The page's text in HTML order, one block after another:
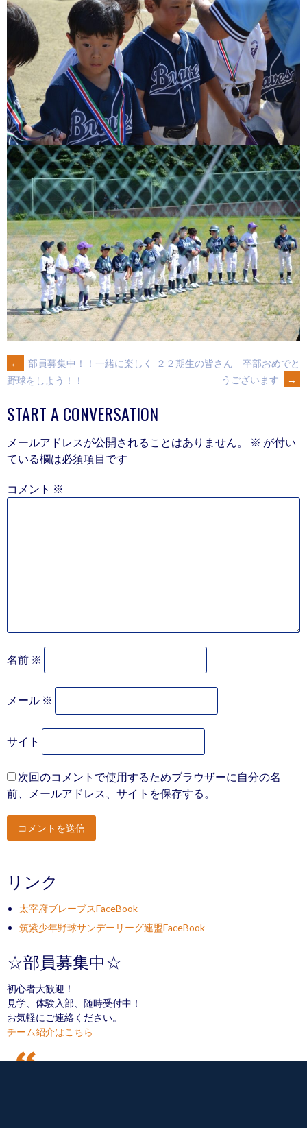
POST
NAVIGATION
←
部員募集中！！一緒に楽しく
野球をしよう！！
２２期生の皆さん 卒部おめでと
うございます
→
START A CONVERSATION
メールアドレスが公開されることはありません。 ※ が付い
ている欄は必須項目です
コメント ※
名前 ※
メール ※
サイト
次回のコメントで使用するためブラウザーに自分の名
前、メールアドレス、サイトを保存する。
リンク
太宰府ブレーブスFaceBook
筑紫少年野球サンデーリーグ連盟FaceBook
☆部員募集中☆
初心者大歓迎！
見学、体験入部、随時受付中！
お気軽にご連絡ください。
チーム紹介はこちら